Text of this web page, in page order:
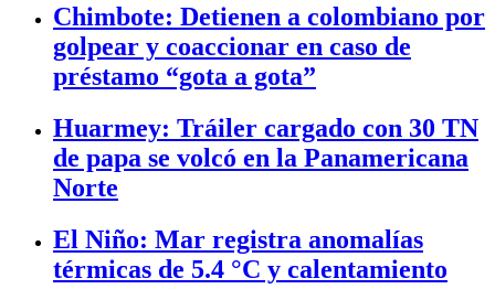
Chimbote: Detienen a colombiano por
golpear y coaccionar en caso de
préstamo “gota a gota”
Huarmey: Tráiler cargado con 30 TN
de papa se volcó en la Panamericana
Norte
El Niño: Mar registra anomalías
térmicas de 5.4 °C y calentamiento